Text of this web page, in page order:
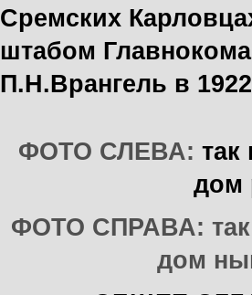
Сремских
штабом
П.Н.Врангель в
ФОТО СЛЕВА: так
дом
ФОТО СПРАВА: так
дом